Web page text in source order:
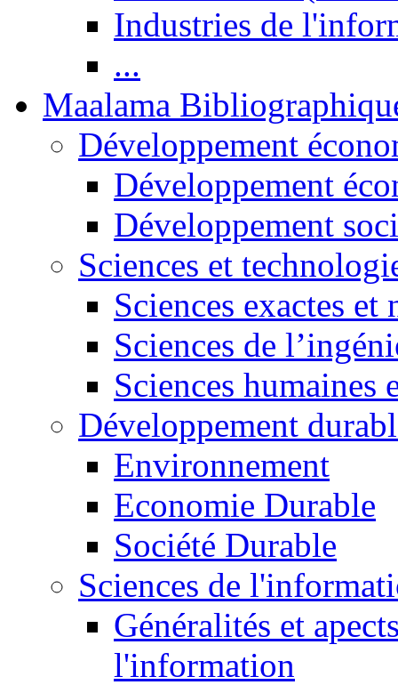
Industries de
...
Maalama
Développement
Développement
Développement
Sciences et
Sciences exactes et
Sciences de
Sciences humaines
Développement
Environnement
Economie Durable
Société Durable
Sciences de
Généralités et
l'information